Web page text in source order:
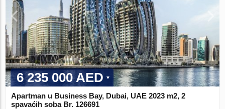
6 235 000 AED
Apartman u Business Bay, Dubai, UAE 2023 m2, 2
spavaćih soba Br. 126691